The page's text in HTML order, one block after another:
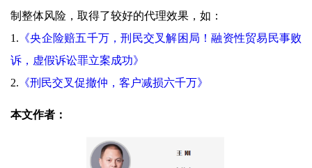
制整体风险，取得了较好的代理效果，如：
1. 《央企险赔五千万，刑民交叉解困局！融资性贸易民事败
诉，虚假诉讼罪立案成功》
2. 《刑民交叉促撤仲，客户减损六千万》
本文作者：